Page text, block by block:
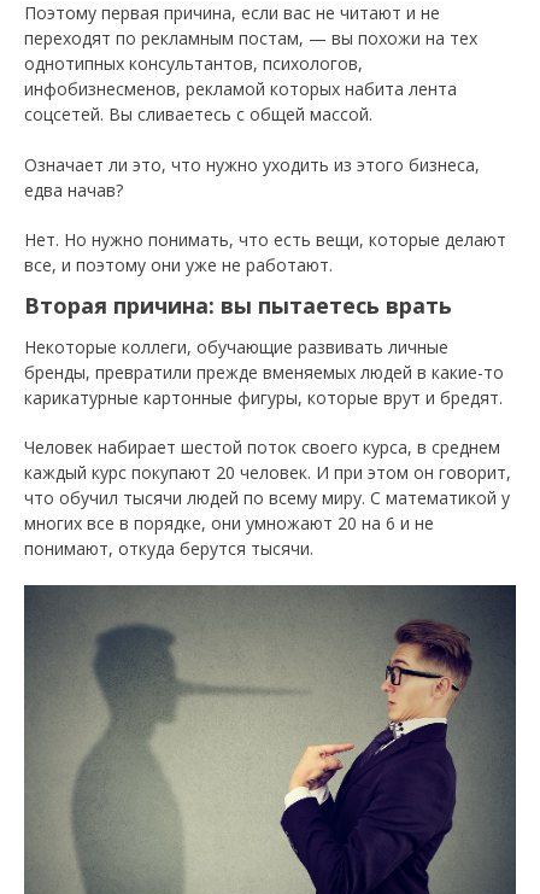
Поэтому первая причина, если вас не читают и не
переходят по рекламным постам, — вы похожи на тех
однотипных консультантов, психологов,
инфобизнесменов, рекламой которых набита лента
соцсетей. Вы сливаетесь с общей массой.
Означает ли это, что нужно уходить из этого бизнеса,
едва начав?
Нет. Но нужно понимать, что есть вещи, которые делают
все, и поэтому они уже не работают.
Вторая причина: вы пытаетесь врать
Некоторые коллеги, обучающие развивать личные
бренды, превратили прежде вменяемых людей в какие-то
карикатурные картонные фигуры, которые врут и бредят.
Человек набирает шестой поток своего курса, в среднем
каждый курс покупают 20 человек. И при этом он говорит,
что обучил тысячи людей по всему миру. С математикой у
многих все в порядке, они умножают 20 на 6 и не
понимают, откуда берутся тысячи.